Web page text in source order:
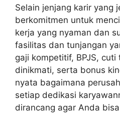
Selain jenjang karir yang
berkomitmen untuk
kerja yang nyaman dan
fasilitas dan tunjangan
gaji kompetitif, BPJS,
dinikmati, serta bonus
nyata bagaimana
setiap dedikasi
dirancang agar Anda